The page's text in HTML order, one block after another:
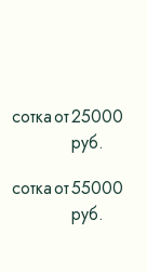
соткаот25000
руб.
соткаот55000
руб.